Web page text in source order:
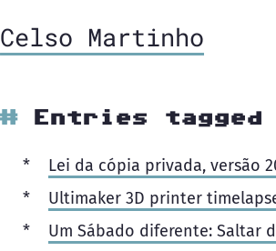
Celso Martinho
Entries
Lei da cópia privada, versão
Ultimaker 3D printer
Um Sábado diferente: Saltar